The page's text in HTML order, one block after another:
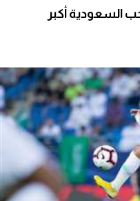
السعودية أكبر